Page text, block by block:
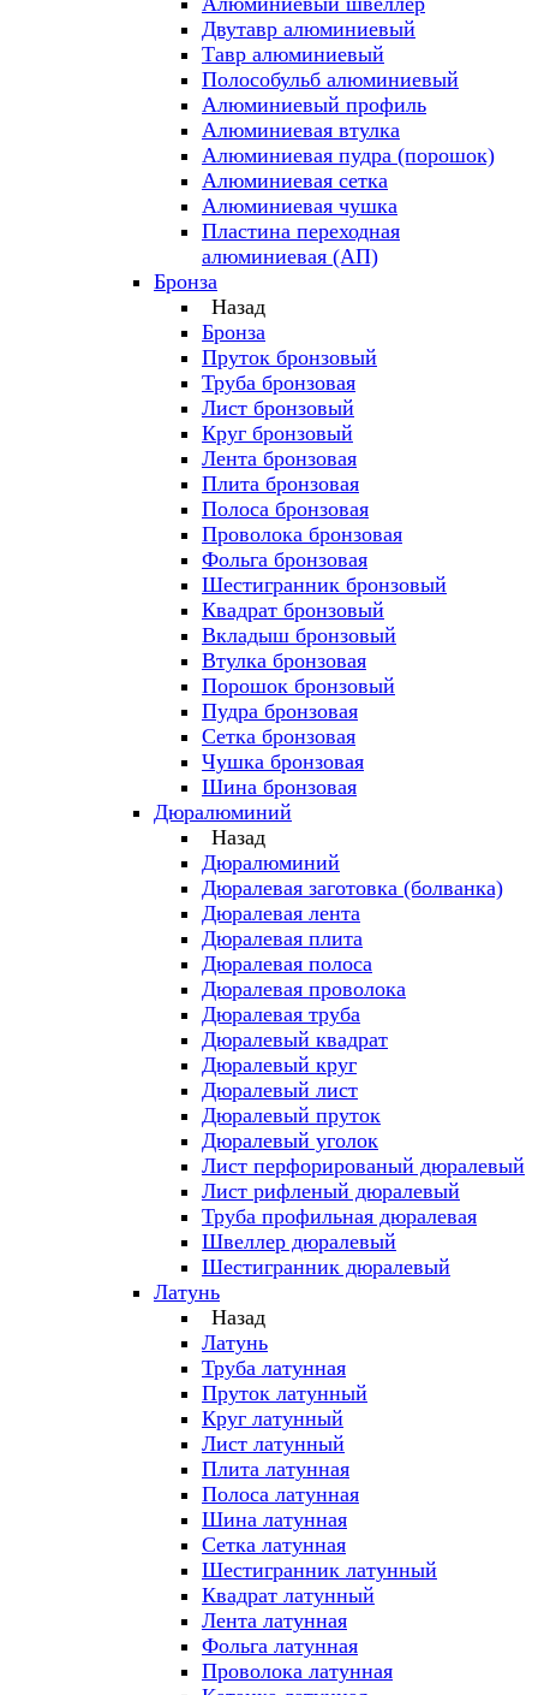
Двутавр алюминиевый
Тавр алюминиевый
Полособульб алюминиевый
Алюминиевый профиль
Алюминиевая втулка
Алюминиевая пудра (порошок)
Алюминиевая сетка
Алюминиевая чушка
Пластина переходная
алюминиевая (АП)
Бронза
Назад
Бронза
Пруток бронзовый
Труба бронзовая
Лист бронзовый
Круг бронзовый
Лента бронзовая
Плита бронзовая
Полоса бронзовая
Проволока бронзовая
Фольга бронзовая
Шестигранник бронзовый
Квадрат бронзовый
Вкладыш бронзовый
Втулка бронзовая
Порошок бронзовый
Пудра бронзовая
Сетка бронзовая
Чушка бронзовая
Шина бронзовая
Дюралюминий
Назад
Дюралюминий
Дюралевая заготовка (болванка)
Дюралевая лента
Дюралевая плита
Дюралевая полоса
Дюралевая проволока
Дюралевая труба
Дюралевый квадрат
Дюралевый круг
Дюралевый лист
Дюралевый пруток
Дюралевый уголок
Лист перфорированый дюралевый
Лист рифленый дюралевый
Труба профильная дюралевая
Швеллер дюралевый
Шестигранник дюралевый
Латунь
Назад
Латунь
Труба латунная
Пруток латунный
Круг латунный
Лист латунный
Плита латунная
Полоса латунная
Шина латунная
Сетка латунная
Шестигранник латунный
Квадрат латунный
Лента латунная
Фольга латунная
Проволока латунная